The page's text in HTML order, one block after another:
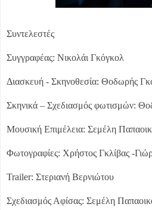
Συντελεστές
Συγγραφέας: Νικολάι Γκόγκολ
Διασκευή - Σκηνοθεσία: Θοδωρής
Σκηνικά – Σχεδιασμός φωτισμών:
Μουσική Επιμέλεια: Σεμέλη
Φωτογραφίες: Χρήστος Γκλίβας -
Trailer: Στεριανή Βερνιώτου
Σχεδιασμός Αφίσας: Σεμέλη